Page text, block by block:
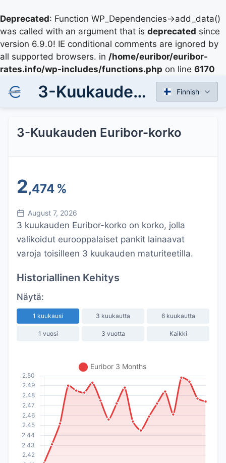
Deprecated: Function WP_Dependencies->add_data()
was called with an argument that is deprecated since
version 6.9.0! IE conditional comments are ignored by
all supported browsers. in /home/euribor/euribor-
rates.info/wp-includes/functions.php on line 6170
3-Kuukauden Euribor-korko Finnish
3-Kuukauden Euribor-korko
2,474 %
August 7, 2026
3 kuukauden Euribor-korko on korko, jolla
valikoidut eurooppalaiset pankit lainaavat
varoja toisilleen 3 kuukauden maturiteetilla.
Historiallinen Kehitys
Näytä:
1 kuukausi 3 kuukautta 6 kuukautta
1 vuosi 3 vuotta Kaikki